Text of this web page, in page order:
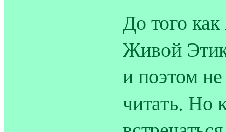
До того
Живой
и поэтом
читать. Но